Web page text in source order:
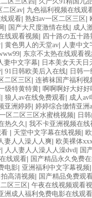
二区av| 九色福利视频在线观
观看| 熟妇av一区二区三区 |
| 国产大尺度激情在线| 成人
线观看视频| 四十路の五十
| 黄色男人的天堂av| 人妻中文
| 东京不太热在线观看
妻中文字幕| 日本美女天天日
| 91日韩欧美后入在线| 日韩
二区三区| 连裤袜国产福利视
级特黄特黄| 啊啊啊好大好好
| 狼人av在线免费观看| 成人av
亚洲婷婷| 婷婷综合缴情亚洲
区二区三区水蜜桃视频| 日
热久久 | 我不卡亚洲视频在线
| 天堂中文字幕在线视频|
妻人人澡人人爽| 欧美裸体
| 人人妻人人澡人人澡dvd| 国
线观看| 国产精品永久免费
电影| 亚洲福利中文字幕视频
高清视频| 国产精品免费观
区三区| 午夜在线视频观看
洲成人福利免费电影在线观看